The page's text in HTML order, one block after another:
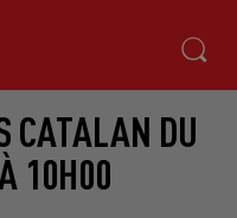
CATALAN DU
10H00